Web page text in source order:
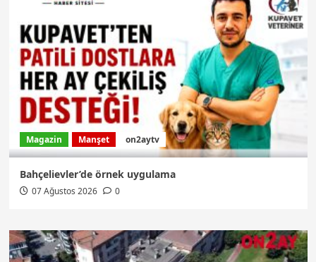
Magazin Manşet on2aytv
Bahçelievler’de örnek uygulama
07 Ağustos 2026 0